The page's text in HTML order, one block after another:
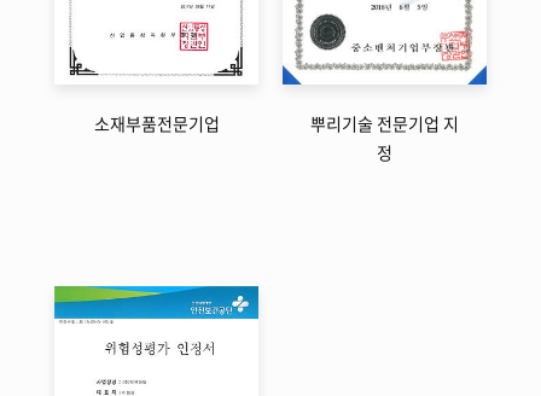
소재부품전문기업
뿌리기술 전문기업 지
정